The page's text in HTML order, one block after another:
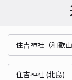
住吉神社（和歌
住吉神社 (北島)